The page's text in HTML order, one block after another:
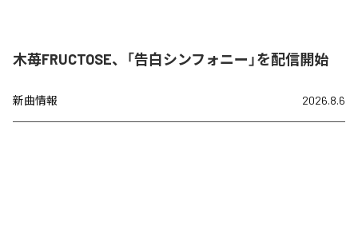
木苺FRUCTOSE、「告白シンフォニー」を配信開始
新曲情報 2026.8.6